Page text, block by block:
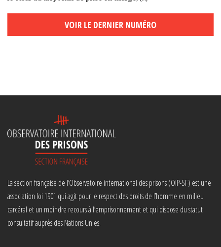
VOIR LE DERNIER NUMÉRO
La section française de l’Observatoire international des prisons (OIP-SF) est une
association loi 1901 qui agit pour le respect des droits de l’homme en milieu
carcéral et un moindre recours à l’emprisonnement et qui dispose du statut
consultatif auprès des Nations Unies.